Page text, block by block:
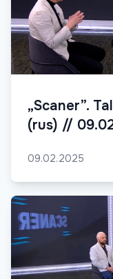
„Scaner”.
(rus) //
09.02.2025